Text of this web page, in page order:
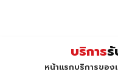
บริการ
หน้าแรกบริการของ